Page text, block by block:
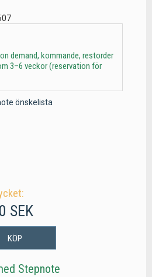
demand, kommande, restorder
3–6 veckor (reservation för
önskelista
SEK
KÖP
Stepnote